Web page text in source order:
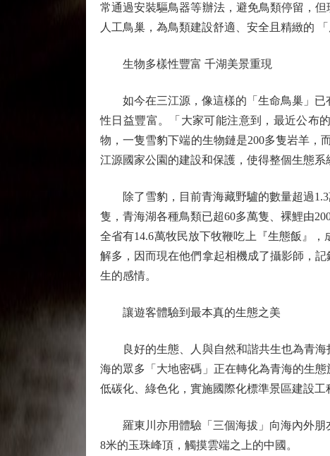
常通過安裝驅鳥器等辦法，避免鳥類停留，
人工鳥巢，為鳥類建設舒適、安全且精緻的
生物多樣性豐富 千湖美景重現
如今在三江源，像這樣的「生命鳥巢」已
性日益豐富。「大家可能注意到，最近公布
物，一隻雪豹下端的生物鏈是200多隻岩羊，
江源國家公園的建設和保護，使得整個生態系
除了雪豹，目前青海藏野驢的數量超過1.3
隻，青海湖各種鳥類已超60多萬隻、裸鯉由
全省有14.6萬牧民放下牧鞭吃上『生態飯』
解多，因而現在他們拿起相機成了攝影師，
生的感情。
讓遊客體驗到最本真的生態之美
良好的生態、人與自然和諧共生也為青海
海的眾多「大地密碼」正在轉化為青海的生
低碳化、綠色化，實施國際化標準景區建設
羅東川亦用體驗「三個海拔」向海內外朋
8米的玉珠峰頂，觸摸雲端之上的中國。